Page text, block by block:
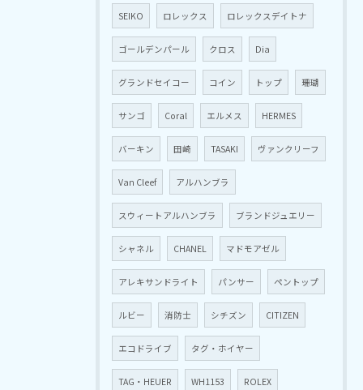
SEIKO ロレックス ロレックスデイトナ
ゴールデンパール クロス Dia
グランドセイコー コイン トップ 珊瑚
サンゴ Coral エルメス HERMES
バーキン 田崎 TASAKI ヴァンクリーフ
Van Cleef アルハンブラ
スウィートアルハンブラ ブランドジュエリー
シャネル CHANEL マドモアゼル
アレキサンドライト パンサー ペントップ
ルビー 消防士 シチズン CITIZEN
エコドライブ タグ・ホイヤー
TAG・HEUER WH1153 ROLEX